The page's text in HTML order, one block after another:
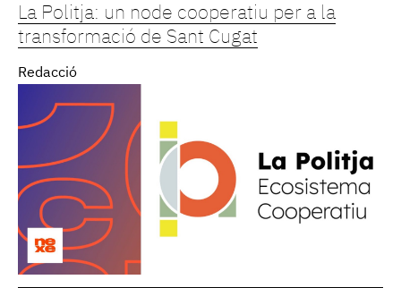
La Politja: un node cooperatiu per a la
transformació de Sant Cugat
Redacció